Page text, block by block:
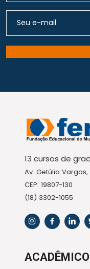
13 cursos de
Av. Getúlio
CEP: 19807-130
(18) 3302-1055
ACADÊMICO